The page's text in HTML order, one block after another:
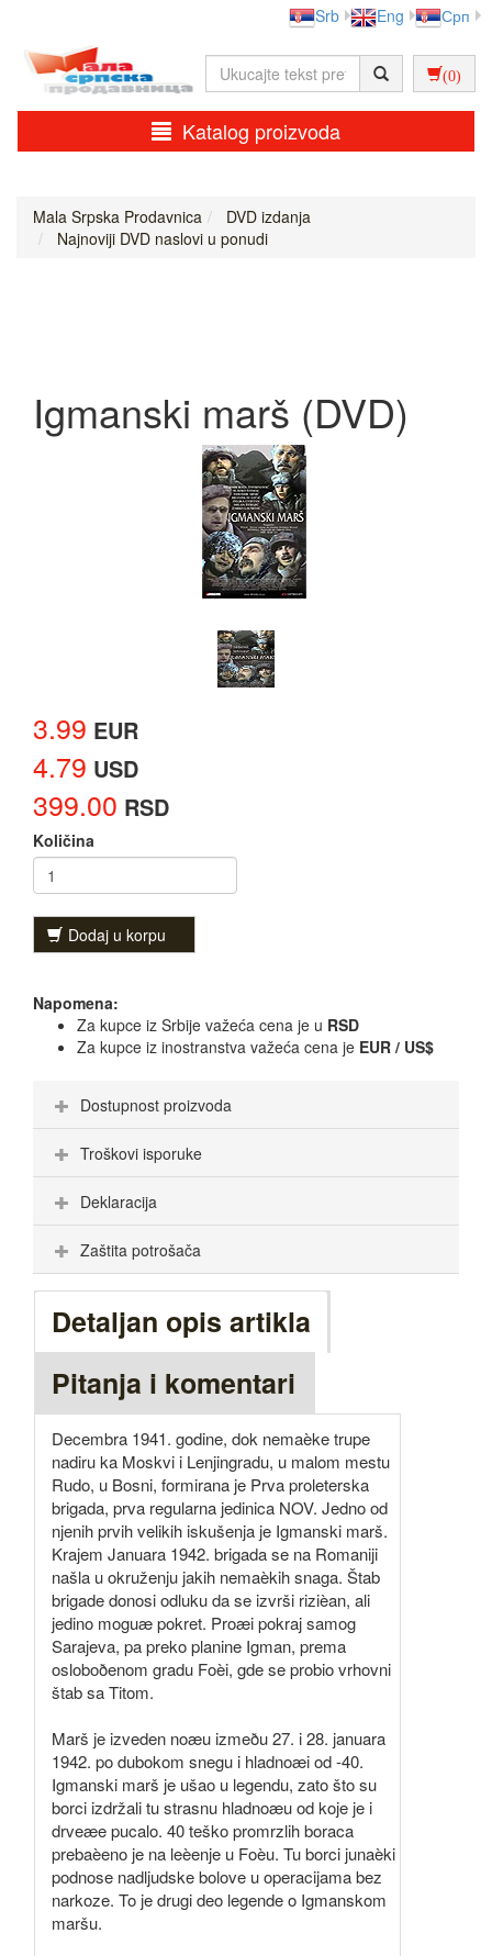
Srb Eng Срп
(0)
Katalog proizvoda
Mala Srpska Prodavnica
DVD izdanja
Najnoviji DVD naslovi u ponudi
Igmanski marš (DVD)
3.99 EUR
4.79 USD
399.00 RSD
Količina
Dodaj u korpu
Napomena:
Za kupce iz Srbije važeća cena je u RSD
Za kupce iz inostranstva važeća cena je EUR / US$
Dostupnost proizvoda
Troškovi isporuke
Deklaracija
Zaštita potrošača
Detaljan opis artikla
Pitanja i komentari
Decembra 1941. godine, dok nemaèke trupe
nadiru ka Moskvi i Lenjingradu, u malom mestu
Rudo, u Bosni, formirana je Prva proleterska
brigada, prva regularna jedinica NOV. Jedno od
njenih prvih velikih iskušenja je Igmanski marš.
Krajem Januara 1942. brigada se na Romaniji
našla u okruženju jakih nemaèkih snaga. Štab
brigade donosi odluku da se izvrši rizièan, ali
jedino moguæ pokret. Proæi pokraj samog
Sarajeva, pa preko planine Igman, prema
osloboðenom gradu Foèi, gde se probio vrhovni
štab sa Titom.
Marš je izveden noæu izmeðu 27. i 28. januara
1942. po dubokom snegu i hladnoæi od -40.
Igmanski marš je ušao u legendu, zato što su
borci izdržali tu strasnu hladnoæu od koje je i
drveæe pucalo. 40 teško promrzlih boraca
prebaèeno je na leèenje u Foèu. Tu borci junaèki
podnose nadljudske bolove u operacijama bez
narkoze. To je drugi deo legende o Igmanskom
maršu.